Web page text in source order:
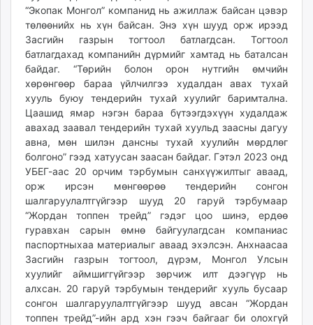
“Экопак Монгол” компанид нь ажиллаж байсан цэвэр
төлөөнийх нь хүн байсан. Энэ хүн шууд орж ирээд
Засгийн газрын тогтоол батлагдсан. Тогтоол
батлагдахад компанийн дүрмийг хамтад нь баталсан
байдаг. “Төрийн болон орон нутгийн өмчийн
хөрөнгөөр бараа үйлчилгээ худалдан авах тухай
хууль буюу тендерийн тухай хуулийг баримтална.
Цаашид ямар нэгэн бараа бүтээгдэхүүн худалдаж
авахад заавал тендерийн тухай хуульд заасны дагуу
авна, мөн шилэн дансны тухай хуулийн мөрдлөг
болгоно” гээд хатуусан заасан байдаг. Гэтэл 2023 онд
УБЕГ-аас 20 орчим тэрбумын санхүүжилтыг аваад,
орж ирсэн мөнгөөрөө тендерийн сонгон
шалгаруулалтгүйгээр шууд 20 гаруй тэрбумаар
“Жордан топпен трейд” гэдэг цоо шинэ, ердөө
гуравхан сарын өмнө байгуулагдсан компаниас
паспортныхаа материалыг аваад эхэлсэн. Анхнаасаа
Засгийн газрын тогтоол, дүрэм, Монгол Улсын
хуулийг аймшиггүйгээр зөрчиж илт дээгүүр нь
алхсан. 20 гаруй тэрбумын тендерийг хууль бусаар
сонгон шалгаруулалтгүйгээр шууд авсан “Жордан
топпен трейд”-ийн ард хэн гээч байгааг би олохгүй